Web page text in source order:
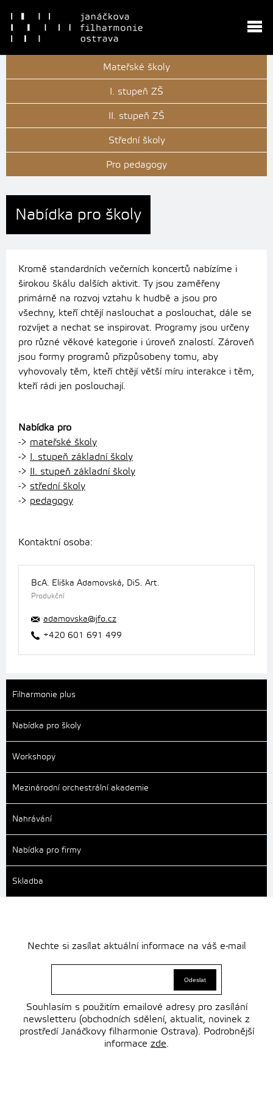
Mateřské školy
I. stupeň ZŠ
II. stupeň ZŠ
Střední školy
Pro pedagogy
Nabídka pro školy
Kromě standardních večerních koncertů nabízíme i
širokou škálu dalších aktivit. Ty jsou zaměřeny
primárně na rozvoj vztahu k hudbě a jsou pro
všechny, kteří chtějí naslouchat a poslouchat, dále se
rozvíjet a nechat se inspirovat. Programy jsou určeny
pro různé věkové kategorie i úroveň znalostí. Zároveň
jsou formy programů přizpůsobeny tomu, aby
vyhovovaly těm, kteří chtějí větší míru interakce i těm,
kteří rádi jen poslouchají.
Nabídka pro
-> mateřské školy
-> I. stupeň základní školy
-> II. stupeň základní školy
-> střední školy
-> pedagogy
Kontaktní osoba:
BcA. Eliška Adamovská, DiS. Art.
Produkční
adamovska@jfo.cz
+420 601 691 499
Filharmonie plus
Nabídka pro školy
Workshopy
Mezinárodní orchestrální akademie
Nahrávání
Nabídka pro firmy
Skladba
Nechte si zasílat aktuální informace na váš e-mail
Souhlasím s použitím emailové adresy pro zasílání
newsletteru (obchodních sdělení, aktualit, novinek z
prostředí Janáčkovy filharmonie Ostrava). Podrobnější
informace zde.